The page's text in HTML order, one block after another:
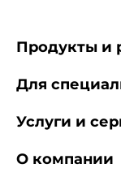
Продукты и
Для
Услуги и
О компании